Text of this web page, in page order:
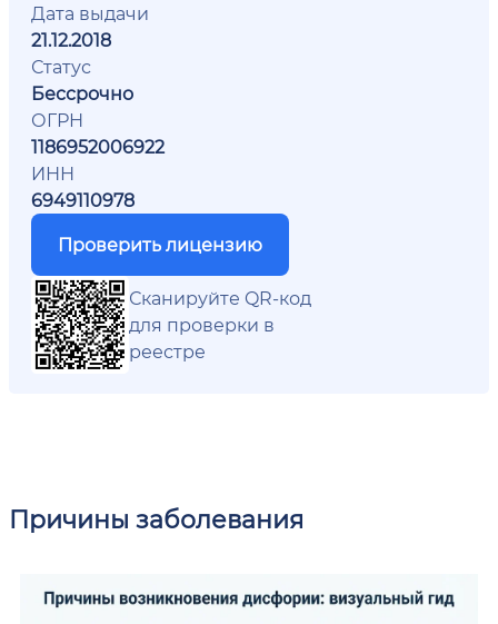
Дата выдачи
21.12.2018
Статус
Бессрочно
ОГРН
1186952006922
ИНН
6949110978
Проверить лицензию
Сканируйте QR-код
для проверки в
реестре
Причины заболевания